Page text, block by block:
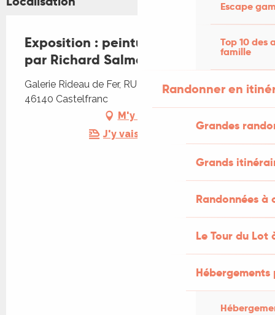
Escape
Top 10 des
famille
Randonner en
Grandes
Grands
Randonnées
Le Tour du Lot
Exposition : peintures et sculptures
par Richard Salmon
Galerie Rideau de Fer, RUE DES GABARRIERS,
46140 Castelfranc
M'y rendre
J'y vais en train !